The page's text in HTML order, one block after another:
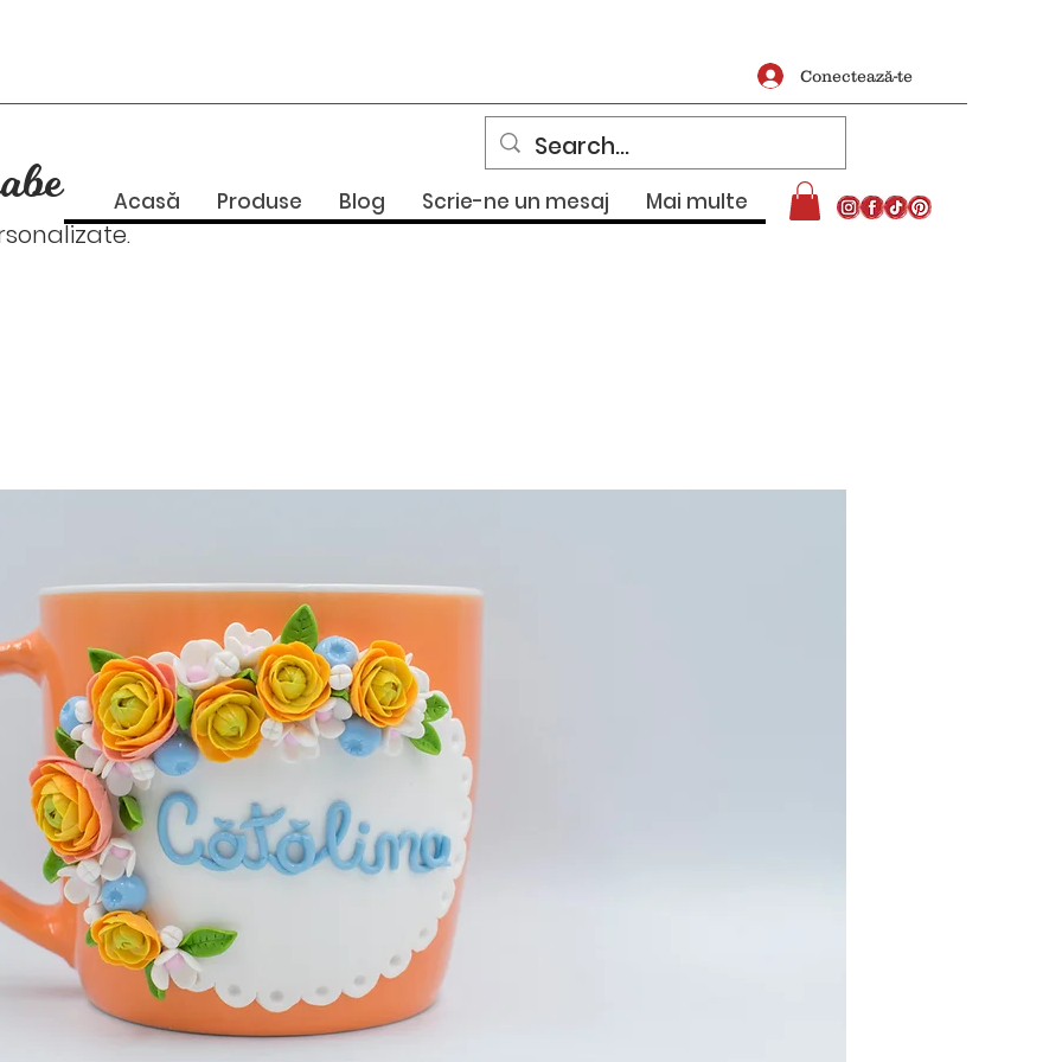
Conectează-te
Acasă Produse Blog Scrie-ne un mesaj Mai multe